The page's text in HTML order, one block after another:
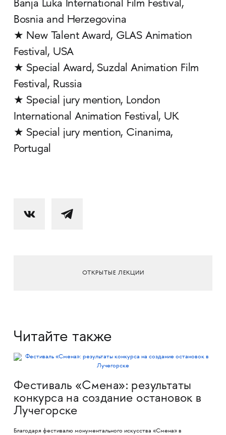
Banja Luka International Film Festival,
Bosnia and Herzegovina
★ New Talent Award, GLAS Animation
Festival, USA
★ Special Award, Suzdal Animation Film
Festival, Russia
★ Special jury mention, London
International Animation Festival, UK
★ Special jury mention, Cinanima,
Portugal
ОТКРЫТЫЕ ЛЕКЦИИ
Читайте также
Фестиваль «Смена»: результаты
конкурса на создание остановок в
Лучегорске
Благодаря фестивалю монументального искусства «Смена» в